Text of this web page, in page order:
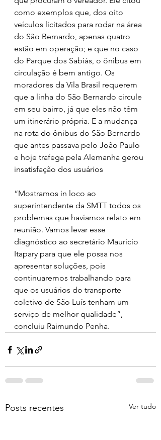
como exemplos que, dos oito
veículos licitados para rodar na área
do São Bernardo, apenas quatro
estão em operação; e que no caso
do Parque dos Sabiás, o ônibus em
circulação é bem antigo. Os
moradores da Vila Brasil requerem
que a linha do São Bernardo circule
em seu bairro, já que eles não têm
um itinerário própria. E a mudança
na rota do ônibus do São Bernardo
que antes passava pelo João Paulo
e hoje trafega pela Alemanha gerou
insatisfação dos usuários
“Mostramos in loco ao
superintendente da SMTT todos os
problemas que havíamos relato em
reunião. Vamos levar esse
diagnóstico ao secretário Maurício
Itapary para que ele possa nos
apresentar soluções, pois
continuaremos trabalhando para
que os usuários do transporte
coletivo de São Luís tenham um
serviço de melhor qualidade”,
concluiu Raimundo Penha.
Posts recentes Ver tudo